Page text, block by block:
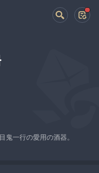
鬼一行の愛用の酒器。